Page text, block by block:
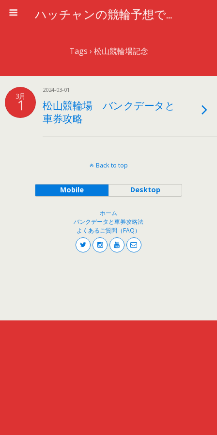
ハッチャンの競輪予想で車券攻略
Tags › 松山競輪場記念
3月
1
2024-03-01
松山競輪場 バンクデータと
車券攻略
Back to top
Mobile Desktop
ホーム
バンクデータと車券攻略法
よくあるご質問（FAQ）